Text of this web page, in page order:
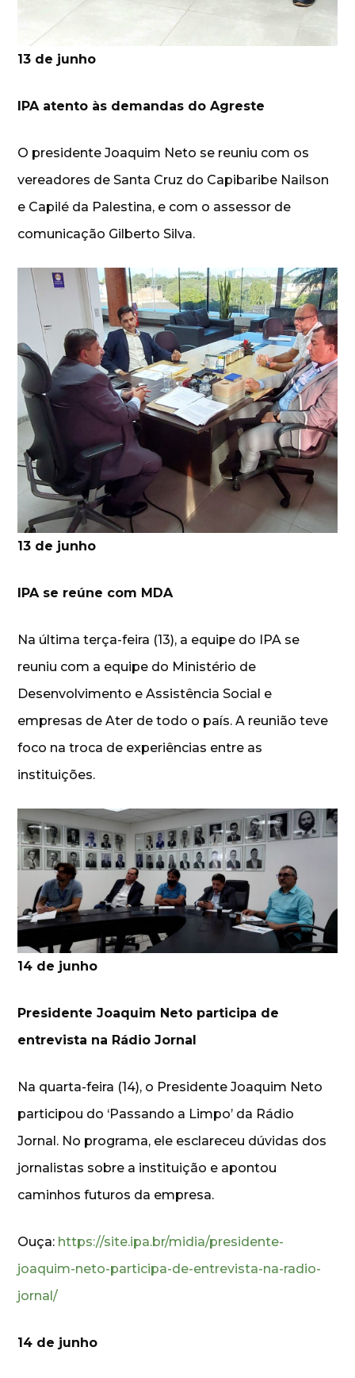
13 de junho
IPA atento às demandas do Agreste
O presidente Joaquim Neto se reuniu com os
vereadores de Santa Cruz do Capibaribe Nailson
e Capilé da Palestina, e com o assessor de
comunicação Gilberto Silva.
13 de junho
IPA se reúne com MDA
Na última terça-feira (13), a equipe do IPA se
reuniu com a equipe do Ministério de
Desenvolvimento e Assistência Social e
empresas de Ater de todo o país. A reunião teve
foco na troca de experiências entre as
instituições.
14 de junho
Presidente Joaquim Neto participa de
entrevista na Rádio Jornal
Na quarta-feira (14), o Presidente Joaquim Neto
participou do ‘Passando a Limpo’ da Rádio
Jornal. No programa, ele esclareceu dúvidas dos
jornalistas sobre a instituição e apontou
caminhos futuros da empresa.
Ouça: https://site.ipa.br/midia/presidente-
joaquim-neto-participa-de-entrevista-na-radio-
jornal/
14 de junho